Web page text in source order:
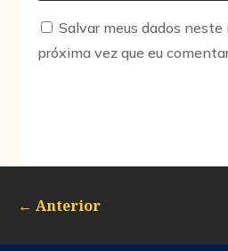
Salvar meus dados
próxima vez que eu
← Anterior